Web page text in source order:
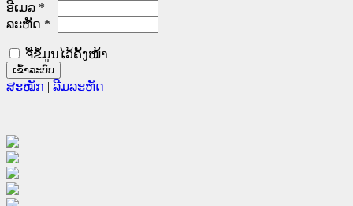
ອີເມລ *
ລະຫັດ *
ຈື່ຂໍ້ມູນໄວ້ຄັ້ງໜ້າ
ສະໝັກ | ລືມລະຫັດ